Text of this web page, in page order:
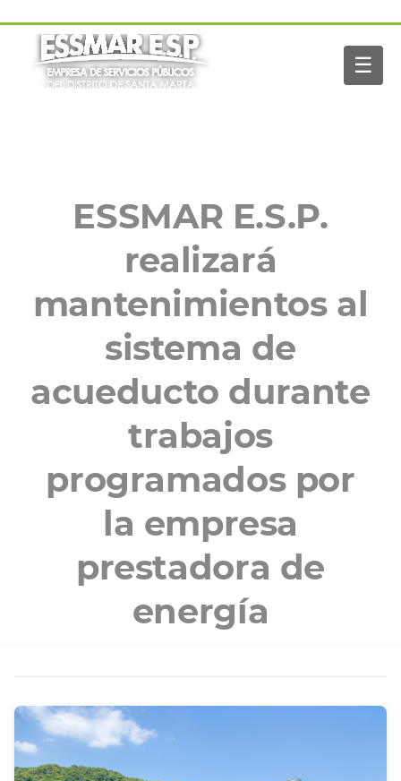
☰
Navegación
principal
Inicio
Nosotros
ESSMAR E.S.P.
realizará
mantenimientos al
sistema de
acueducto durante
trabajos
programados por
la empresa
prestadora de
energía